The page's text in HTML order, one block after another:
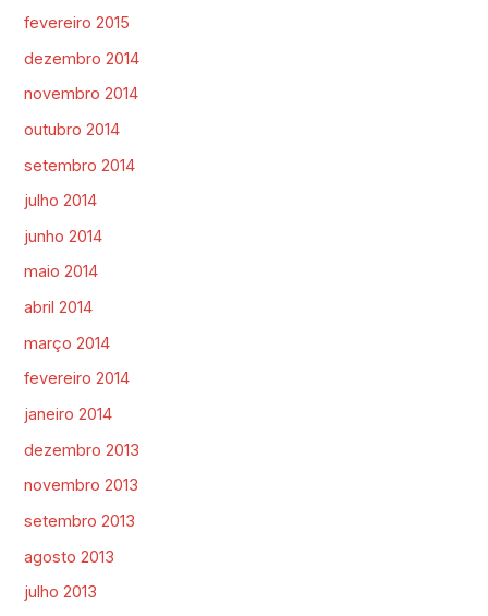
fevereiro 2015
dezembro 2014
novembro 2014
outubro 2014
setembro 2014
julho 2014
junho 2014
maio 2014
abril 2014
março 2014
fevereiro 2014
janeiro 2014
dezembro 2013
novembro 2013
setembro 2013
agosto 2013
julho 2013